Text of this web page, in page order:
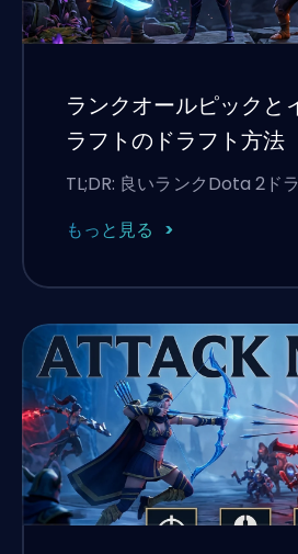
ランクオールピックと
ラフトのドラフト方法
TL;DR: 良いランクDota 2ド
もっと見る